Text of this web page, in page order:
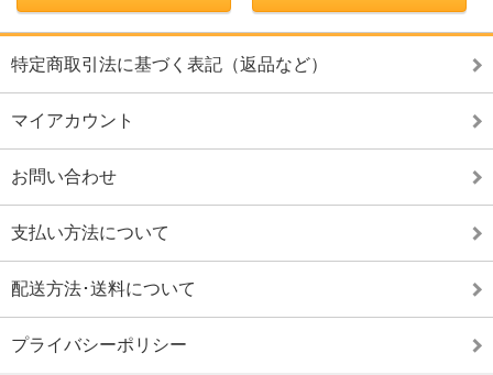
特定商取引法に基づく表記（返品など）
マイアカウント
お問い合わせ
支払い方法について
配送方法･送料について
プライバシーポリシー